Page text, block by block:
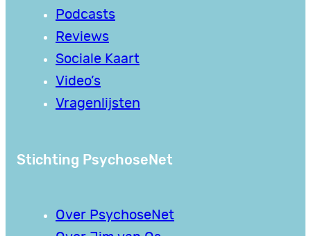
Podcasts
Reviews
Sociale Kaart
Video’s
Vragenlijsten
Stichting PsychoseNet
Over PsychoseNet